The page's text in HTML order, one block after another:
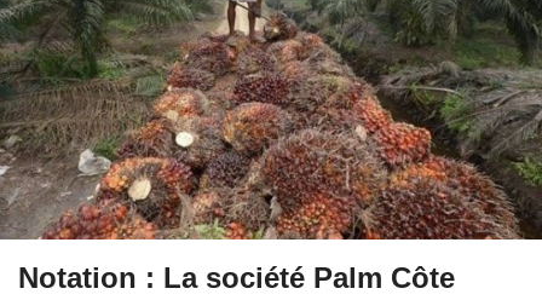
Notation : La société Palm Côte